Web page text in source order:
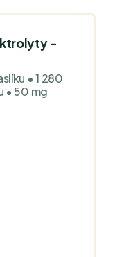
-
• 1 280
• 50 mg